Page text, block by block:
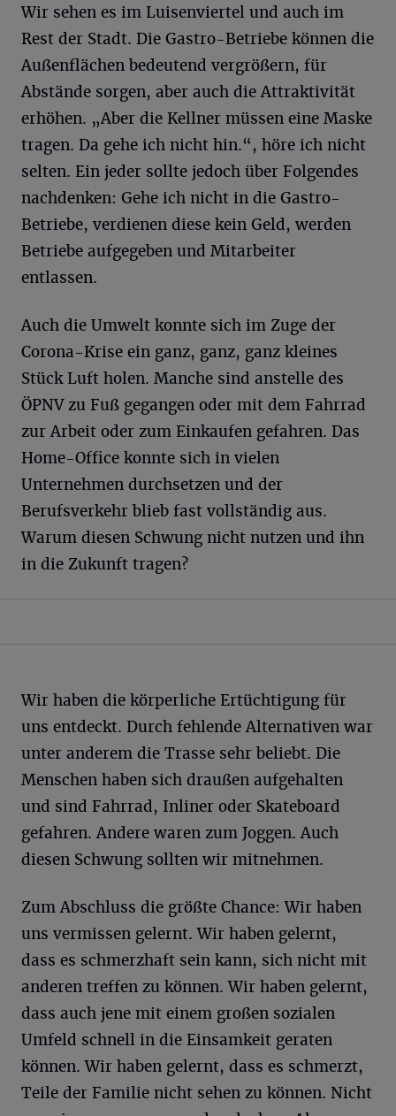
Wir sehen es im Luisenviertel und auch im
Rest der Stadt. Die Gastro-Betriebe können die
Außenflächen bedeutend vergrößern, für
Abstände sorgen, aber auch die Attraktivität
erhöhen. „Aber die Kellner müssen eine Maske
tragen. Da gehe ich nicht hin.“, höre ich nicht
selten. Ein jeder sollte jedoch über Folgendes
nachdenken: Gehe ich nicht in die Gastro-
Betriebe, verdienen diese kein Geld, werden
Betriebe aufgegeben und Mitarbeiter
entlassen.
Auch die Umwelt konnte sich im Zuge der
Corona-Krise ein ganz, ganz, ganz kleines
Stück Luft holen. Manche sind anstelle des
ÖPNV zu Fuß gegangen oder mit dem Fahrrad
zur Arbeit oder zum Einkaufen gefahren. Das
Home-Office konnte sich in vielen
Unternehmen durchsetzen und der
Berufsverkehr blieb fast vollständig aus.
Warum diesen Schwung nicht nutzen und ihn
in die Zukunft tragen?
Wir haben die körperliche Ertüchtigung für
uns entdeckt. Durch fehlende Alternativen war
unter anderem die Trasse sehr beliebt. Die
Menschen haben sich draußen aufgehalten
und sind Fahrrad, Inliner oder Skateboard
gefahren. Andere waren zum Joggen. Auch
diesen Schwung sollten wir mitnehmen.
Zum Abschluss die größte Chance: Wir haben
uns vermissen gelernt. Wir haben gelernt,
dass es schmerzhaft sein kann, sich nicht mit
anderen treffen zu können. Wir haben gelernt,
dass auch jene mit einem großen sozialen
Umfeld schnell in die Einsamkeit geraten
können. Wir haben gelernt, dass es schmerzt,
Teile der Familie nicht sehen zu können. Nicht